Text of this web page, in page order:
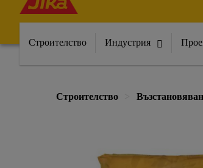
Строителство Индустрия
Строителство